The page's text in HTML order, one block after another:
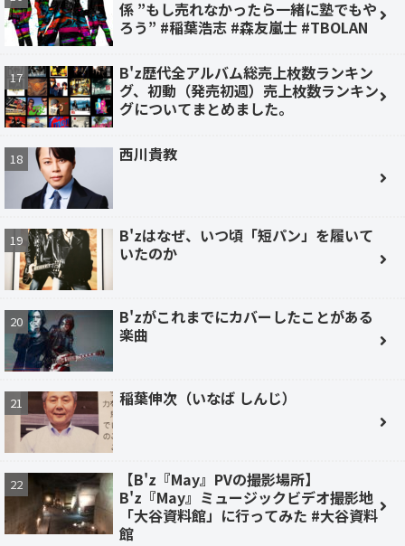
係 ”もし売れなかったら一緒に塾でもや
ろう” #稲葉浩志 #森友嵐士 #TBOLAN
B'z歴代全アルバム総売上枚数ランキン
グ、初動（発売初週）売上枚数ランキン
グについてまとめました。
西川貴教
B'zはなぜ、いつ頃「短パン」を履いて
いたのか
B'zがこれまでにカバーしたことがある
楽曲
稲葉伸次（いなば しんじ）
【B'z『May』PVの撮影場所】
B'z『May』ミュージックビデオ撮影地
「大谷資料館」に行ってみた #大谷資料
館